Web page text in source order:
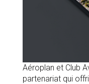
Aéroplan et Club
partenariat qui